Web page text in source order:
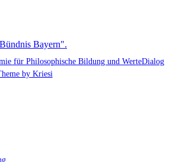
für Philosophische Bildung und WerteDialog
by Kriesi